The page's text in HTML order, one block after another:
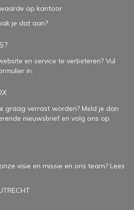
op kantoor
je dat aan?
en service te verbeteren? Vul
in.
graag verrast worden? Meld je dan
nieuwsbrief en volg ons op
visie en missie en ons team? Lees